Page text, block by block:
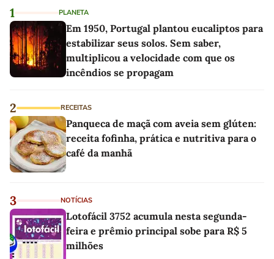
1 PLANETA
Em 1950, Portugal plantou eucaliptos para
estabilizar seus solos. Sem saber,
multiplicou a velocidade com que os
incêndios se propagam
2 RECEITAS
Panqueca de maçã com aveia sem glúten:
receita fofinha, prática e nutritiva para o
café da manhã
3 NOTÍCIAS
Lotofácil 3752 acumula nesta segunda-
feira e prêmio principal sobe para R$ 5
milhões